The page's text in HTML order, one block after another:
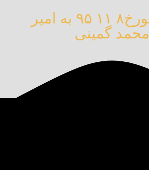
ایمیل مورخ۸ ۱۱ ۹۵ به امیر
محمد گمینی